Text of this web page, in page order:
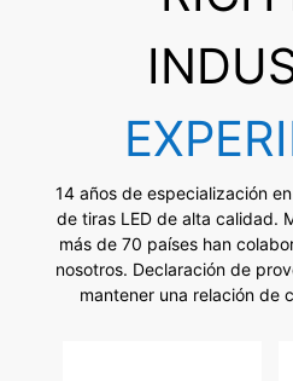
14 años de especialización
de tiras LED de alta calidad.
más de 70 países han
nosotros. Declaración de
mantener una relación de